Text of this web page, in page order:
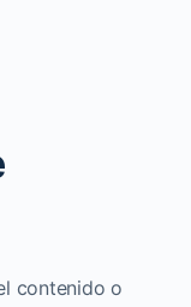
contenido o